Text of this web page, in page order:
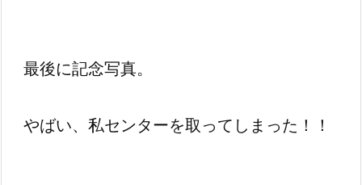
最後に記念写真。
やばい、私センターを取ってしまった！！